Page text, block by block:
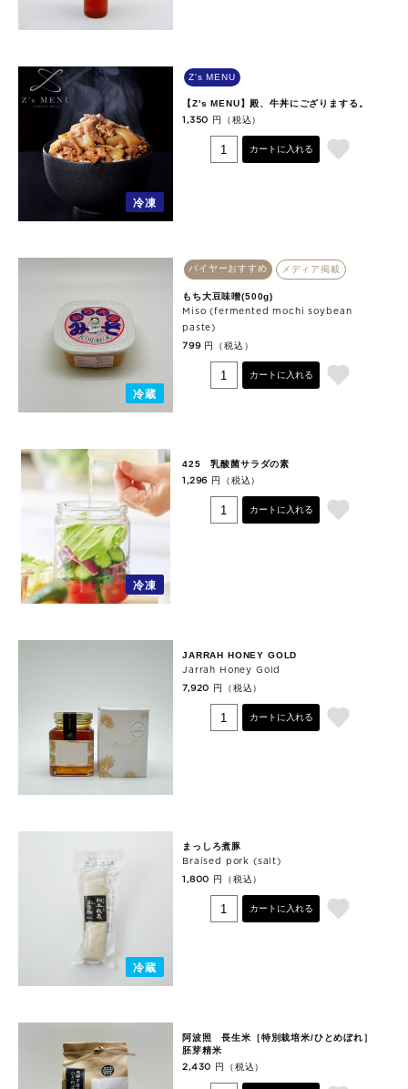
冷凍
Z's MENU
【Z's MENU】殿、牛丼にござりまする。
1,350 円（税込）
カートに入れる
冷蔵
バイヤーおすすめ メディア掲載
もち大豆味噌(500g)
Miso (fermented mochi soybean
paste)
799 円（税込）
カートに入れる
冷凍
425 乳酸菌サラダの素
1,296 円（税込）
カートに入れる
JARRAH HONEY GOLD
Jarrah Honey Gold
7,920 円（税込）
カートに入れる
冷蔵
まっしろ煮豚
Braised pork (salt)
1,800 円（税込）
カートに入れる
阿波照 長生米［特別栽培米/ひとめぼれ］
胚芽精米
2,430 円（税込）